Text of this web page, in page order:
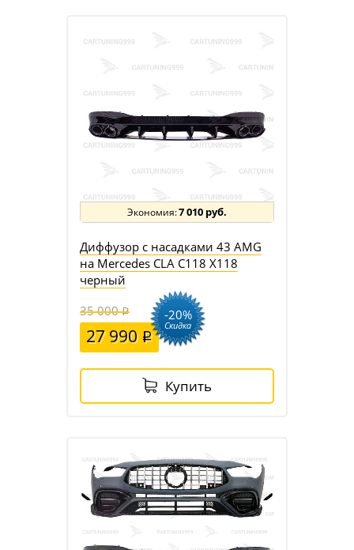
7 010 руб.
Диффузор с насадками 43 AMG
на Mercedes CLA C118 X118
черный
35 000
27 990
-20%
Скидка
Купить